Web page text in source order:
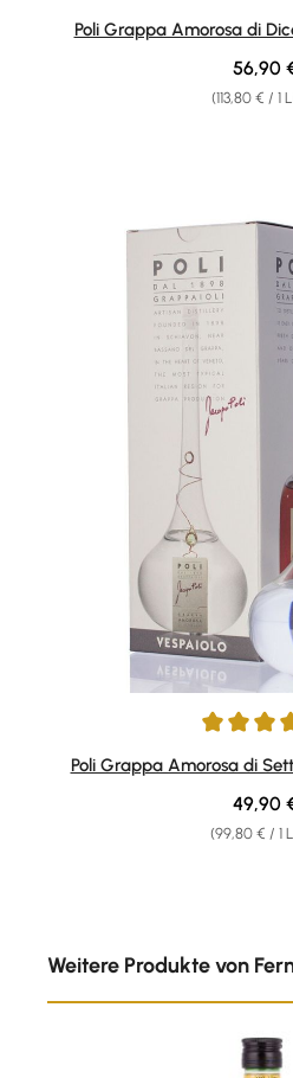
Durchschnittliche Bewertung
Poli Grappa Amorosa di
(113,80 € / 1
56,90
Durchschnittliche Bewertung
Poli Grappa Amorosa di
(99,80 € / 1
49,90
Weitere Produkte von